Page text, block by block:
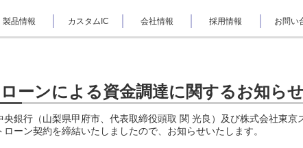
製品情報 カスタムIC 会社情報 採用情報 お問い
ーンによる資金調達に関するお知らせ
央銀行（山梨県甲府市、代表取締役頭取 関 光良）及び株式会社東
ーン契約を締結いたしましたので、お知らせいたします。